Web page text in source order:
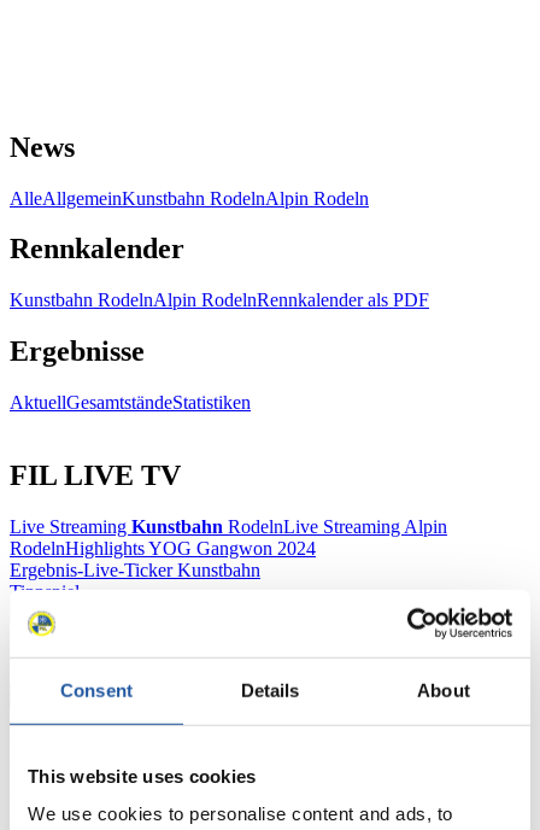
Consent Details About
This website uses cookies
We use cookies to personalise content and ads, to
News
AlleAllgemeinKunstbahn RodelnAlpin Rodeln
Rennkalender
Kunstbahn RodelnAlpin RodelnRennkalender als PDF
Ergebnisse
AktuellGesamtständeStatistiken
FIL LIVE TV
Live Streaming Kunstbahn RodelnLive Streaming Alpin
RodelnHighlights YOG Gangwon 2024
Ergebnis-Live-Ticker Kunstbahn
Tippspiel
Naturbahn
Zielgruppen Anzeigen
Hier finden Sie Informationen für Presse- und Medienvertreter. Sie
haben Zugriff auf Athletenbiographien und Informationen zu